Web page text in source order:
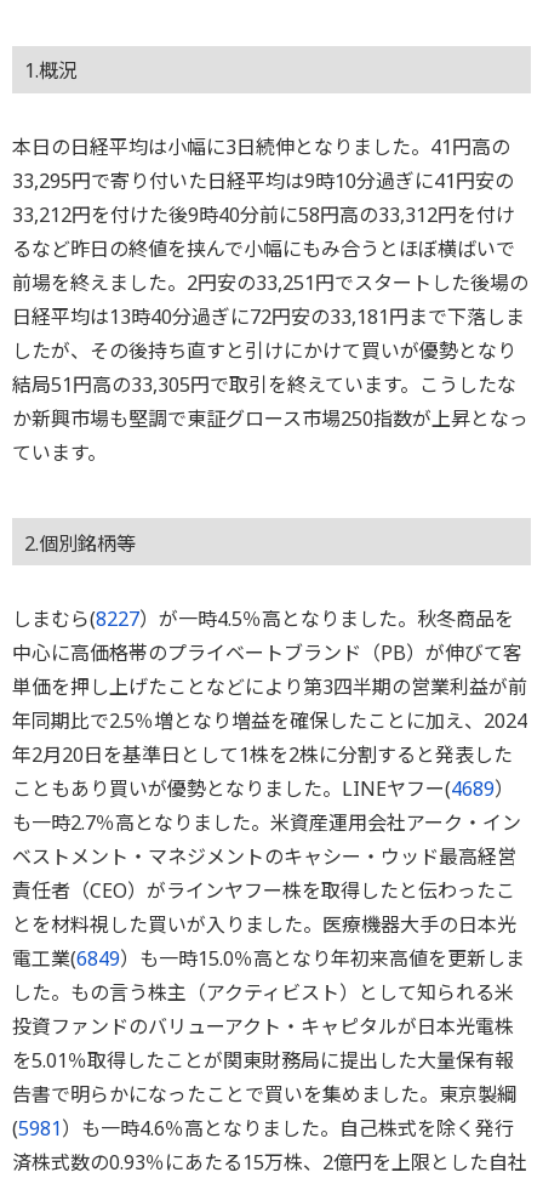
1.概況
本日の日経平均は小幅に3日続伸となりました。41円高の
33,295円で寄り付いた日経平均は9時10分過ぎに41円安の
33,212円を付けた後9時40分前に58円高の33,312円を付け
るなど昨日の終値を挟んで小幅にもみ合うとほぼ横ばいで
前場を終えました。2円安の33,251円でスタートした後場の
日経平均は13時40分過ぎに72円安の33,181円まで下落しま
したが、その後持ち直すと引けにかけて買いが優勢となり
結局51円高の33,305円で取引を終えています。こうしたな
か新興市場も堅調で東証グロース市場250指数が上昇となっ
ています。
2.個別銘柄等
しまむら(8227）が一時4.5％高となりました。秋冬商品を
中心に高価格帯のプライベートブランド（PB）が伸びて客
単価を押し上げたことなどにより第3四半期の営業利益が前
年同期比で2.5％増となり増益を確保したことに加え、2024
年2月20日を基準日として1株を2株に分割すると発表した
こともあり買いが優勢となりました。LINEヤフー(4689）
も一時2.7％高となりました。米資産運用会社アーク・イン
ベストメント・マネジメントのキャシー・ウッド最高経営
責任者（CEO）がラインヤフー株を取得したと伝わったこ
とを材料視した買いが入りました。医療機器大手の日本光
電工業(6849）も一時15.0％高となり年初来高値を更新しま
した。もの言う株主（アクティビスト）として知られる米
投資ファンドのバリューアクト・キャピタルが日本光電株
を5.01％取得したことが関東財務局に提出した大量保有報
告書で明らかになったことで買いを集めました。東京製綱
(5981）も一時4.6％高となりました。自己株式を除く発行
済株式数の0.93％にあたる15万株、2億円を上限とした自社